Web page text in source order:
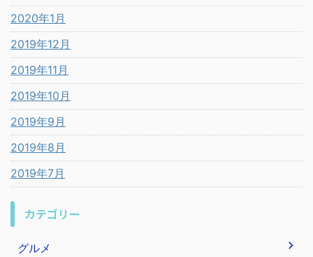
2020年1月
2019年12月
2019年11月
2019年10月
2019年9月
2019年8月
2019年7月
カテゴリー
グルメ